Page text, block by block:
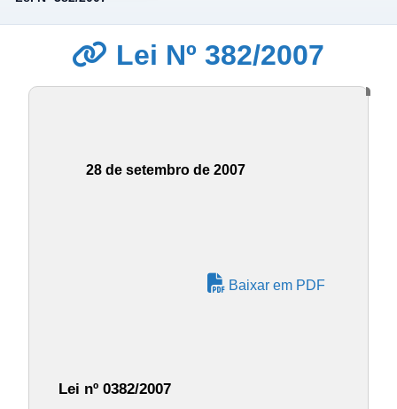
Lei Nº 382/2007
28 de setembro de 2007
Baixar em PDF
Lei nº 0382/2007